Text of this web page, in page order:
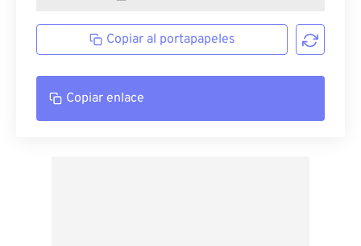
Copiar al portapapeles
Copiar enlace